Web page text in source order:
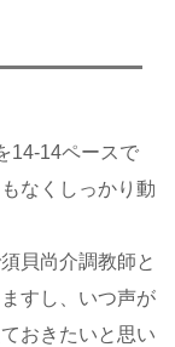
14-14ペースで
なくしっかり動
貝尚介調教師と
すし、いつ声が
おきたいと思い